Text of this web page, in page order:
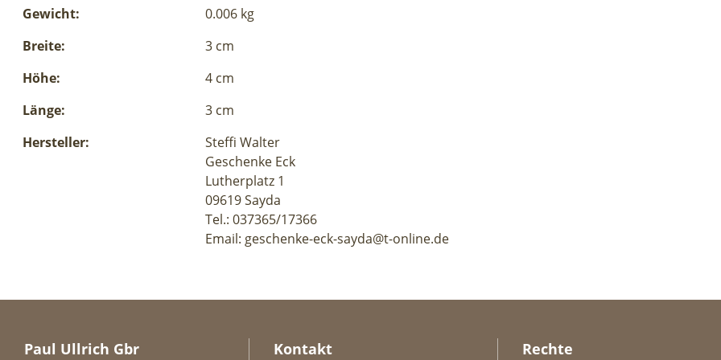
Gewicht:
0.006 kg
Breite:
3 cm
Höhe:
4 cm
Länge:
3 cm
Hersteller:
Steffi Walter
Geschenke Eck
Lutherplatz 1
09619 Sayda
Tel.: 037365/17366
Email: geschenke-eck-sayda@t-online.de
Paul Ullrich Gbr Kontakt Rechte